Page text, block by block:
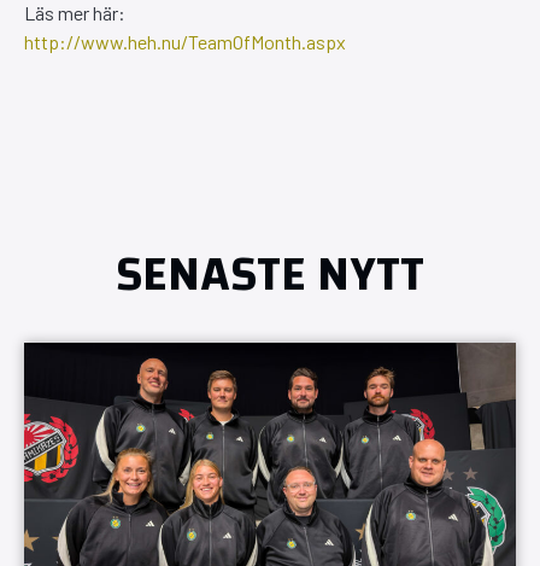
Läs mer här:
http://www.heh.nu/TeamOfMonth.aspx
SENASTE NYTT